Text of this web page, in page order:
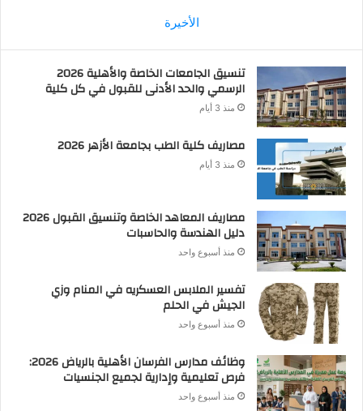
الأخيرة
تنسيق الجامعات الخاصة والأهلية 2026
الرسمي والحد الأدنى للقبول في كل كلية
منذ 3 أيام
مصاريف كلية الطب بجامعة الأزهر 2026
منذ 3 أيام
مصاريف المعاهد الخاصة وتنسيق القبول 2026
دليل الهندسة والحاسبات
منذ أسبوع واحد
تفسير الملابس العسكريه في المنام وزي
الجيش في الحلم
منذ أسبوع واحد
وظائف مدارس الفرسان الأهلية بالرياض 2026:
فرص تعليمية وإدارية لجميع الجنسيات
منذ أسبوع واحد